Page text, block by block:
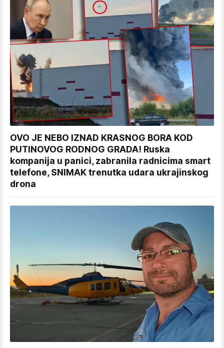
OVO JE NEBO IZNAD KRASNOG BORA KOD
PUTINOVOG RODNOG GRADA! Ruska
kompanija u panici, zabranila radnicima smart
telefone, SNIMAK trenutka udara ukrajinskog
drona